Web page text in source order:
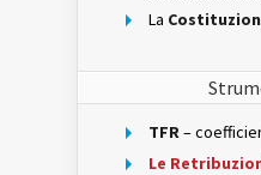
La
TFR–
Le